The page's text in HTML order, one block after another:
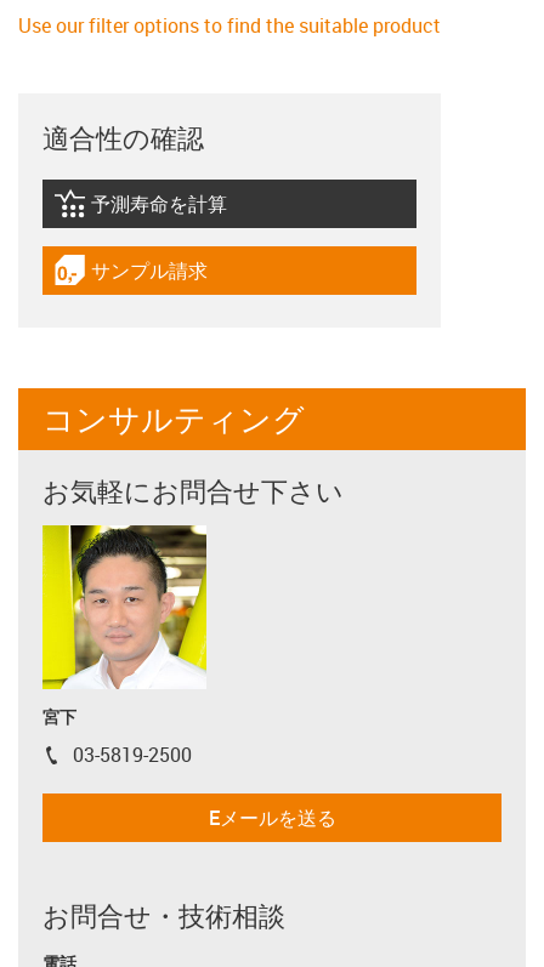
Use our filter options to find the suitable product
適合性の確認
igus-icon-lebensdauerrechner
予測寿命を計算
igus-icon-gratismuster
サンプル請求
コンサルティング
お気軽にお問合せ下さい
宮下
igus-icon-phone
03-5819-2500
Eメールを送る
お問合せ・技術相談